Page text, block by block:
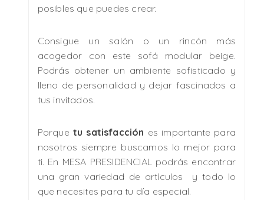
posibles que puedes crear.
Consigue un salón o un rincón más
acogedor con este sofá modular beige.
Podrás obtener un ambiente sofisticado y
lleno de personalidad y dejar fascinados a
tus invitados.
Porque tu satisfacción es importante para
nosotros siempre buscamos lo mejor para
ti. En MESA PRESIDENCIAL podrás encontrar
una gran variedad de artículos y todo lo
que necesites para tu día especial.